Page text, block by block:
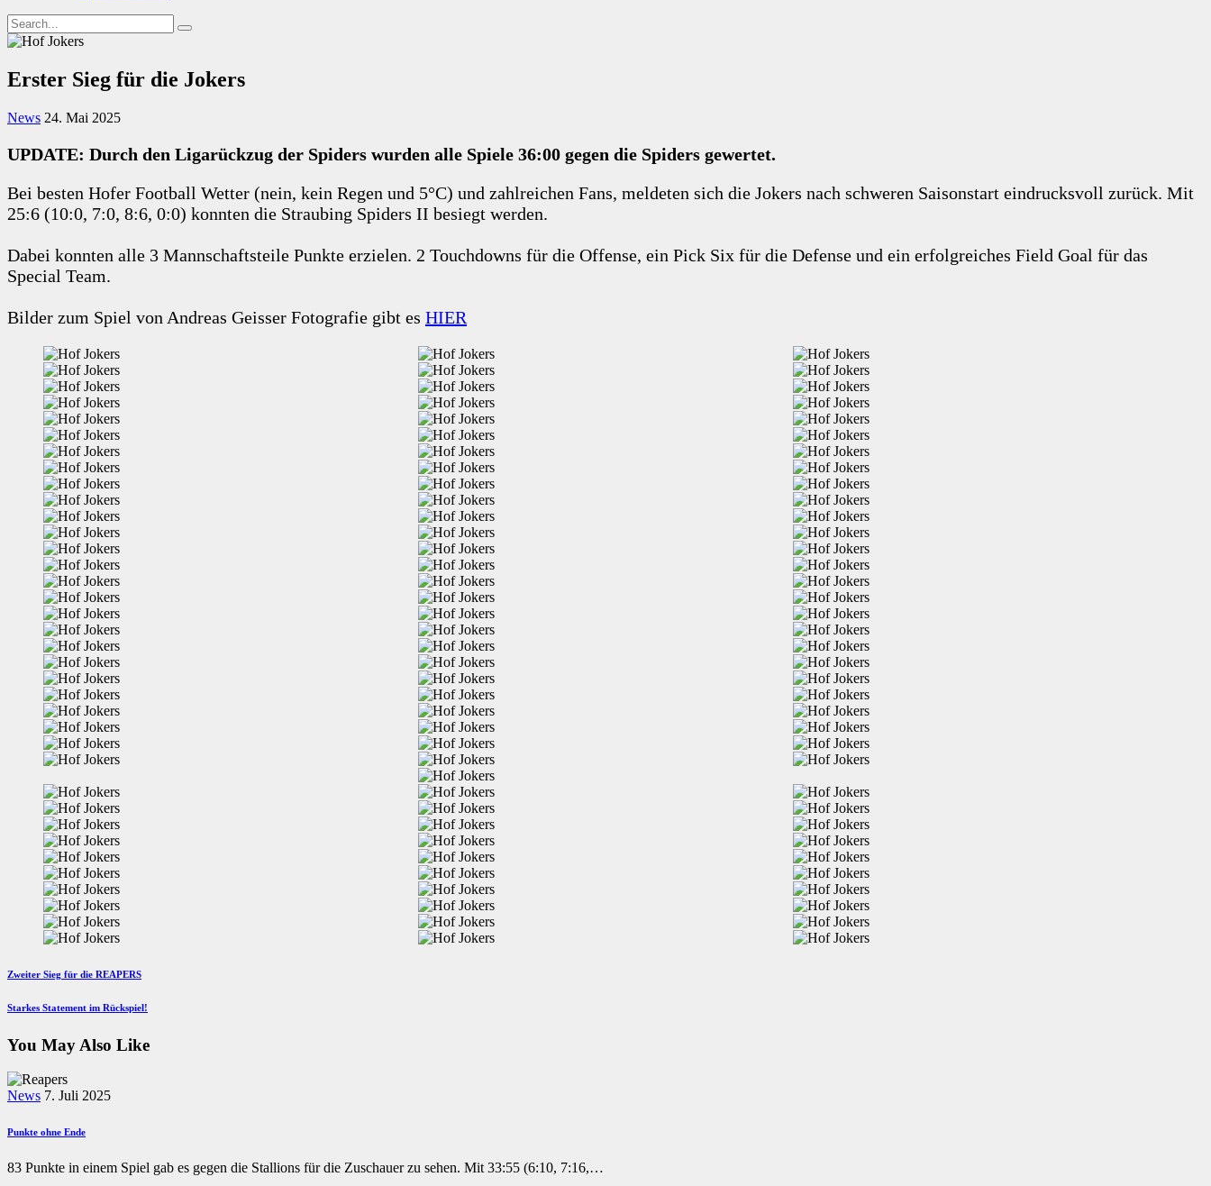
Erster Sieg für die Jokers
News 24. Mai 2025
UPDATE: Durch den Ligarückzug der Spiders wurden alle Spiele 36:00 gegen die Spiders gewertet.
Bei besten Hofer Football Wetter (nein, kein Regen und 5°C) und zahlreichen Fans, meldeten sich die Jokers nach schweren Saisonstart eindrucksvoll zurück. Mit
25:6 (10:0, 7:0, 8:6, 0:0) konnten die Straubing Spiders II besiegt werden.
Dabei konnten alle 3 Mannschaftsteile Punkte erzielen. 2 Touchdowns für die Offense, ein Pick Six für die Defense und ein erfolgreiches Field Goal für das
Special Team.
Bilder zum Spiel von Andreas Geisser Fotografie gibt es HIER
Beitragsnavigation
Previous
Zweiter Sieg für die REAPERS
Next
Starkes Statement im Rückspiel!
You May Also Like
News 7. Juli 2025
Punkte ohne Ende
83 Punkte in einem Spiel gab es gegen die Stallions für die Zuschauer zu sehen. Mit 33:55 (6:10, 7:16,…